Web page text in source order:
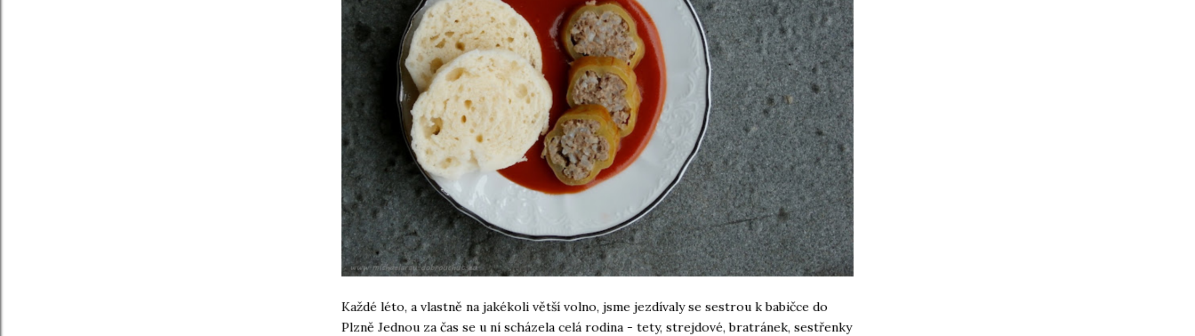
Každé léto, a vlastně na jakékoli větší volno, jsme jezdívaly se sestrou k babičce do
Plzně Jednou za čas se u ní scházela celá rodina - tety, strejdové, bratránek, sestřenky